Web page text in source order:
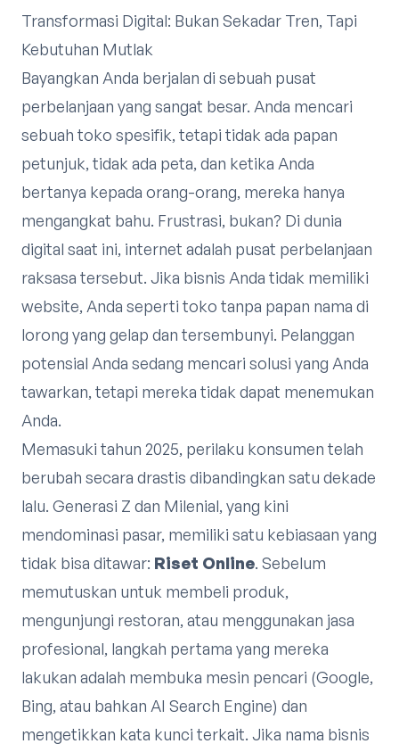
Transformasi Digital: Bukan Sekadar Tren, Tapi
Kebutuhan Mutlak
Bayangkan Anda berjalan di sebuah pusat
perbelanjaan yang sangat besar. Anda mencari
sebuah toko spesifik, tetapi tidak ada papan
petunjuk, tidak ada peta, dan ketika Anda
bertanya kepada orang-orang, mereka hanya
mengangkat bahu. Frustrasi, bukan? Di dunia
digital saat ini, internet adalah pusat perbelanjaan
raksasa tersebut. Jika bisnis Anda tidak memiliki
website, Anda seperti toko tanpa papan nama di
lorong yang gelap dan tersembunyi. Pelanggan
potensial Anda sedang mencari solusi yang Anda
tawarkan, tetapi mereka tidak dapat menemukan
Anda.
Memasuki tahun 2025, perilaku konsumen telah
berubah secara drastis dibandingkan satu dekade
lalu. Generasi Z dan Milenial, yang kini
mendominasi pasar, memiliki satu kebiasaan yang
tidak bisa ditawar: Riset Online. Sebelum
memutuskan untuk membeli produk,
mengunjungi restoran, atau menggunakan jasa
profesional, langkah pertama yang mereka
lakukan adalah membuka mesin pencari (Google,
Bing, atau bahkan AI Search Engine) dan
mengetikkan kata kunci terkait. Jika nama bisnis